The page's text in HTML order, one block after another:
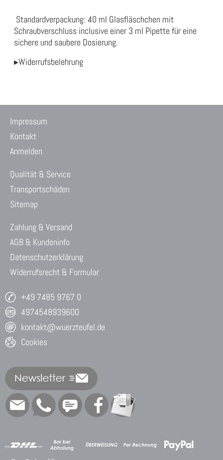
Standardverpackung: 40 ml Glasfläschchen mit
Schraubverschluss inclusive einer 3 ml Pipette für eine
sichere und saubere Dosierung.
▸Widerrufsbelehrung
Impressum
Kontakt
Anmelden
Qualität & Service
Transportschäden
Sitemap
Zahlung & Versand
AGB & Kundeninfo
Datenschutzerklärung
Widerrufsrecht & Formular
+49 7485 9767 0
4974548939600
kontakt@wuerzteufel.de
Cookies